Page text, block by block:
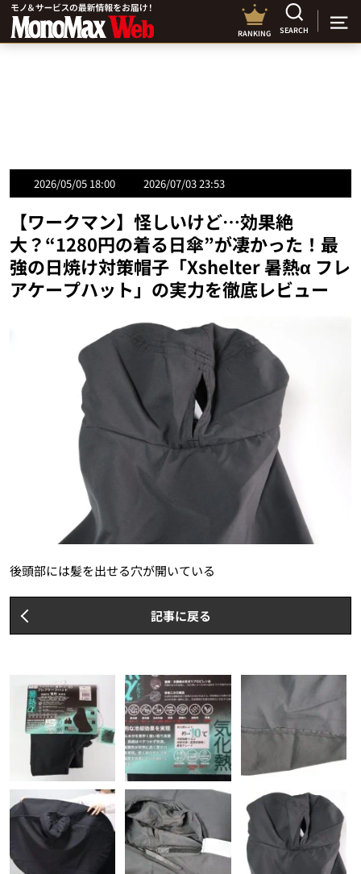
RANKING SEARCH
2026/05/05 18:00 2026/07/03 23:53
【ワークマン】怪しいけど…効果絶
大？“1280円の着る日傘”が凄かった！最
強の日焼け対策帽子「Xshelter 暑熱α フレ
アケープハット」の実力を徹底レビュー
後頭部には髪を出せる穴が開いている
記事に戻る